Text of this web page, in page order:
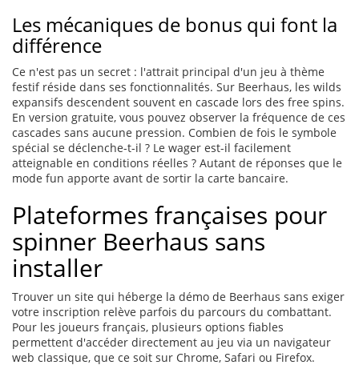
Les mécaniques de bonus qui font la
différence
Ce n'est pas un secret : l'attrait principal d'un jeu à thème
festif réside dans ses fonctionnalités. Sur Beerhaus, les wilds
expansifs descendent souvent en cascade lors des free spins.
En version gratuite, vous pouvez observer la fréquence de ces
cascades sans aucune pression. Combien de fois le symbole
spécial se déclenche-t-il ? Le wager est-il facilement
atteignable en conditions réelles ? Autant de réponses que le
mode fun apporte avant de sortir la carte bancaire.
Plateformes françaises pour
spinner Beerhaus sans
installer
Trouver un site qui héberge la démo de Beerhaus sans exiger
votre inscription relève parfois du parcours du combattant.
Pour les joueurs français, plusieurs options fiables
permettent d'accéder directement au jeu via un navigateur
web classique, que ce soit sur Chrome, Safari ou Firefox.